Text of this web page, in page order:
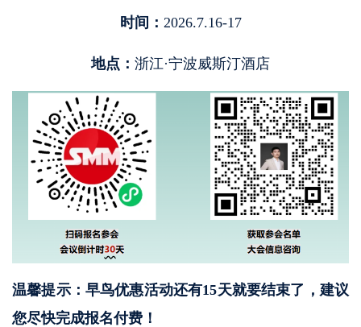
时间： 2026.7.16-17
地点： 浙江·宁波威斯汀酒店
温馨提示：早鸟优惠活动还有15天就要结束了，建议
您尽快完成报名付费！